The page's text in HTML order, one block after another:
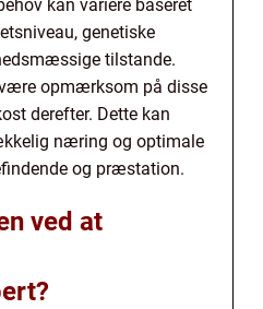
kan variere baseret
genetiske
tilstande.
opmærksom på disse
derefter. Dette kan
næring og optimale
og præstation.
ved at